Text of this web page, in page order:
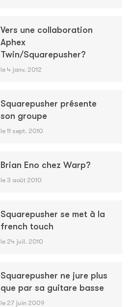
Vers une collaboration
Aphex
Twin/Squarepusher?
le 4 janv. 2012
Squarepusher présente
son groupe
le 11 sept. 2010
Brian Eno chez Warp?
le 3 août 2010
Squarepusher se met à la
french touch
le 24 juil. 2010
Squarepusher ne jure plus
que par sa guitare basse
le 27 juin 2009